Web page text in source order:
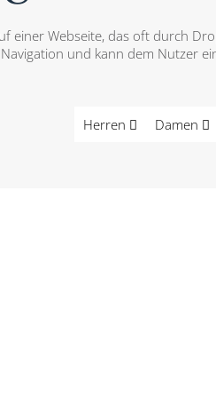
einer Webseite, das oft durch
und kann dem Nutzer
Herren Damen